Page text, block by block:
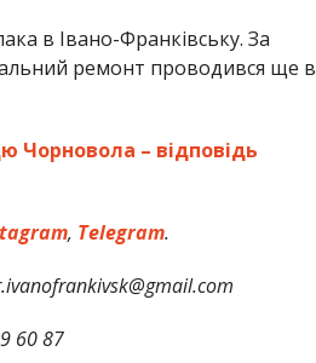
в Івано-Франківську. За
ремонт проводився ще в
Чорновола – відповідь
, Telegram.
60 87